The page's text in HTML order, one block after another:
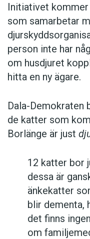
Initiativet kommer
som samarbetar
person inte har
om husdjuret
hitta en ny ägare.
Dala-Demokraten
de katter som
Borlänge är just
12 katter bor
dessa är
änkekatter
blir dementa,
det finns
om